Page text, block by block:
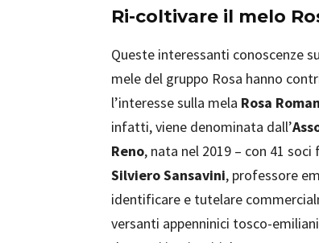
Ri-coltivare il melo
Queste interessanti conoscenze
mele del gruppo Rosa hanno
l’interesse sulla mela Rosa
infatti, viene denominata dall’
Reno, nata nel 2019 – con 41
Silviero Sansavini, professore
identificare e tutelare
versanti appenninici tosco-